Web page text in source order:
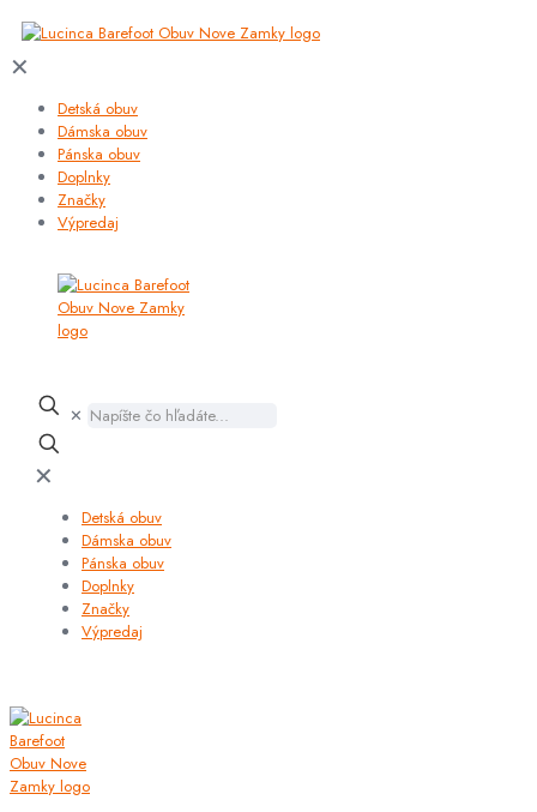
✕
Detská obuv
Dámska obuv
Pánska obuv
Doplnky
Značky
Výpredaj
✕
✕
Detská obuv
Dámska obuv
Pánska obuv
Doplnky
Značky
Výpredaj